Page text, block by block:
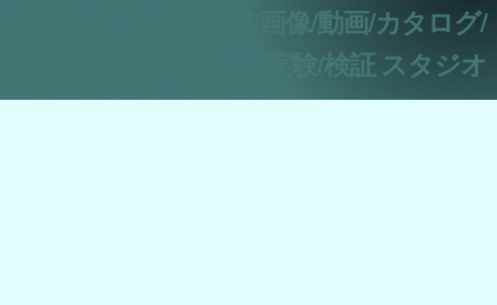
アフィリエイト/CSV/画像/動画/カタログ/
実験/検証 スタジオ